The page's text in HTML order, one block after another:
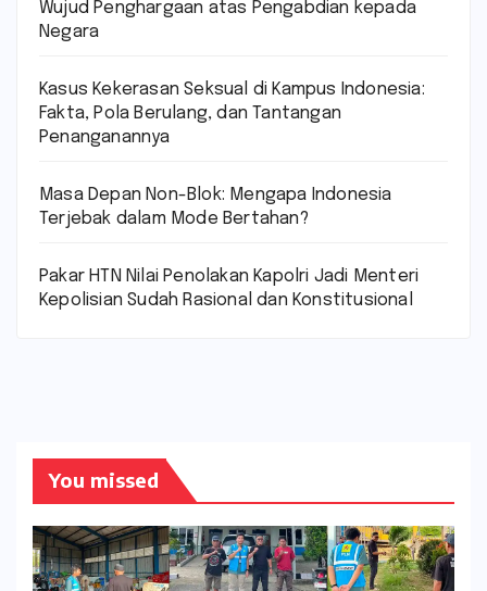
Wujud Penghargaan atas Pengabdian kepada
Negara
Kasus Kekerasan Seksual di Kampus Indonesia:
Fakta, Pola Berulang, dan Tantangan
Penanganannya
Masa Depan Non-Blok: Mengapa Indonesia
Terjebak dalam Mode Bertahan?
Pakar HTN Nilai Penolakan Kapolri Jadi Menteri
Kepolisian Sudah Rasional dan Konstitusional
You missed